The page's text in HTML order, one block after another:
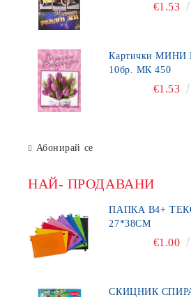
€1.53
Картички МИНИ ПЕНТАГРАМ К-т
10бр. МК 450
€1.53
Абонирай се
НАЙ- ПРОДАВАНИ
ПАПКА В4+ ТЕКСТИЛ С ЦИП
27*38СМ
€1.00
СКИЦНИК СПИРАЛА ЛАРЕД 120ГР.